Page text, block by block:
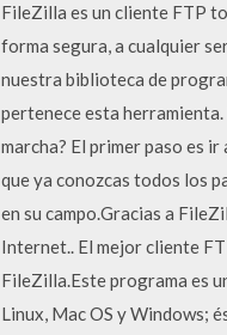
FileZilla es un cliente FTP
forma segura, a cualquier
nuestra biblioteca de
pertenece esta
marcha? El primer paso es
que ya conozcas todos los
en su campo.Gracias a
Internet.. El mejor cliente
FileZilla.Este programa es
Linux, Mac OS y Windows;